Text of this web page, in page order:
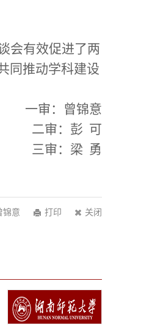
会有效促进了两
同推动学科建设
一审：曾锦意
二审： 彭 可
三审： 梁 勇
关闭
打印
锦意